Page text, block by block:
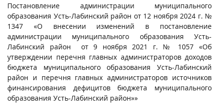
Постановление администрации муниципального
образования Усть-Лабинский район от 12 ноября 2024 г. №
1347 «О внесении изменений в постановление
администрации муниципального образования Усть-
Лабинский район от 9 ноября 2021 г. № 1057 «Об
утверждении перечня главных администраторов доходов
бюджета муниципального образования Усть-Лабинский
район и перечня главных администраторов источников
финансирования дефицитов бюджета муниципального
образования Усть-Лабинский район»»